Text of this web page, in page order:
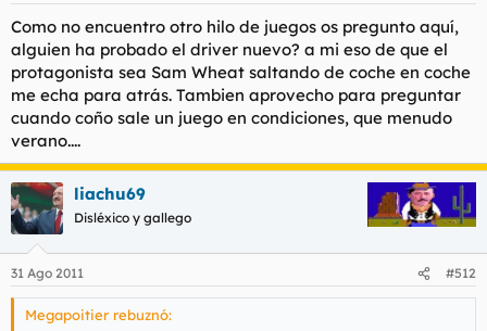
Como no encuentro otro hilo de juegos os pregunto aquí,
alguien ha probado el driver nuevo? a mi eso de que el
protagonista sea Sam Wheat saltando de coche en coche
me echa para atrás. Tambien aprovecho para preguntar
cuando coño sale un juego en condiciones, que menudo
verano....
liachu69
Disléxico y gallego
31 Ago 2011 #512
Megapoitier rebuznó: